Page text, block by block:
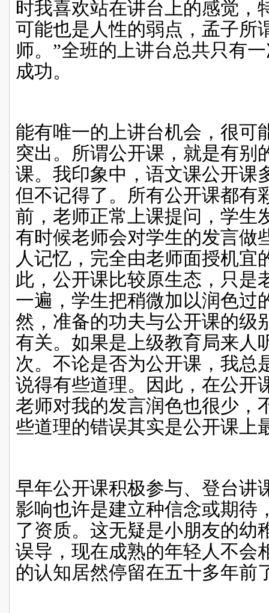
时我喜欢站在讲台上的感觉，
可能也是人性的弱点，孟子所
师。”全班的上讲台总共只有
成功。
能有唯一的上讲台机会，很可
突出。所谓公开课，就是有别
课。我印象中，语文课公开课
但不记得了。所有公开课都有
前，老师正常上课提问，学生
有时候老师会对学生的发言做
人记忆，完全由老师面授机宜
此，公开课比较原生态，只是
一遍，学生把稍微加以润色过
然，准备的功夫与公开课的级
有关。如果是上级教育局来人
次。不论是否为公开课，我总
说得有些道理。因此，在公开
老师对我的发言润色也很少，
些道理的错误其实是公开课上
早年公开课积极参与、登台讲
影响也许是建立种信念或期待
了资质。这无疑是小朋友的幼
误导，现在成熟的年轻人不会
的认知居然停留在五十多年前